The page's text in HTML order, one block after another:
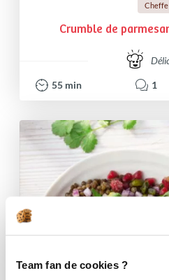
Team fan de cookies ?
Cheffe
Crumble de
55 min 1